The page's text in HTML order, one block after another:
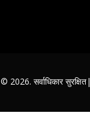
© 2026. सर्वाधिकार सुरक्षित|